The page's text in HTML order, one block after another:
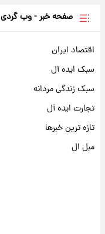
صفحه خبر - وب گردی
اقتصاد ایران
سبک ایده آل
سبک زندگی مردانه
تجارت ایده آل
تازه ترین خبرها
مبل ال